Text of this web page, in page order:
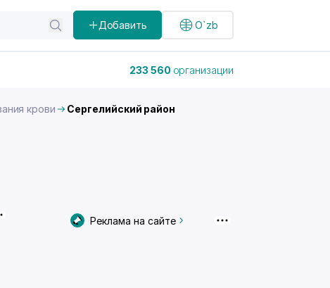
Добавить O`zb
233 560 организации
крови Сергелийский район
Реклама на сайте